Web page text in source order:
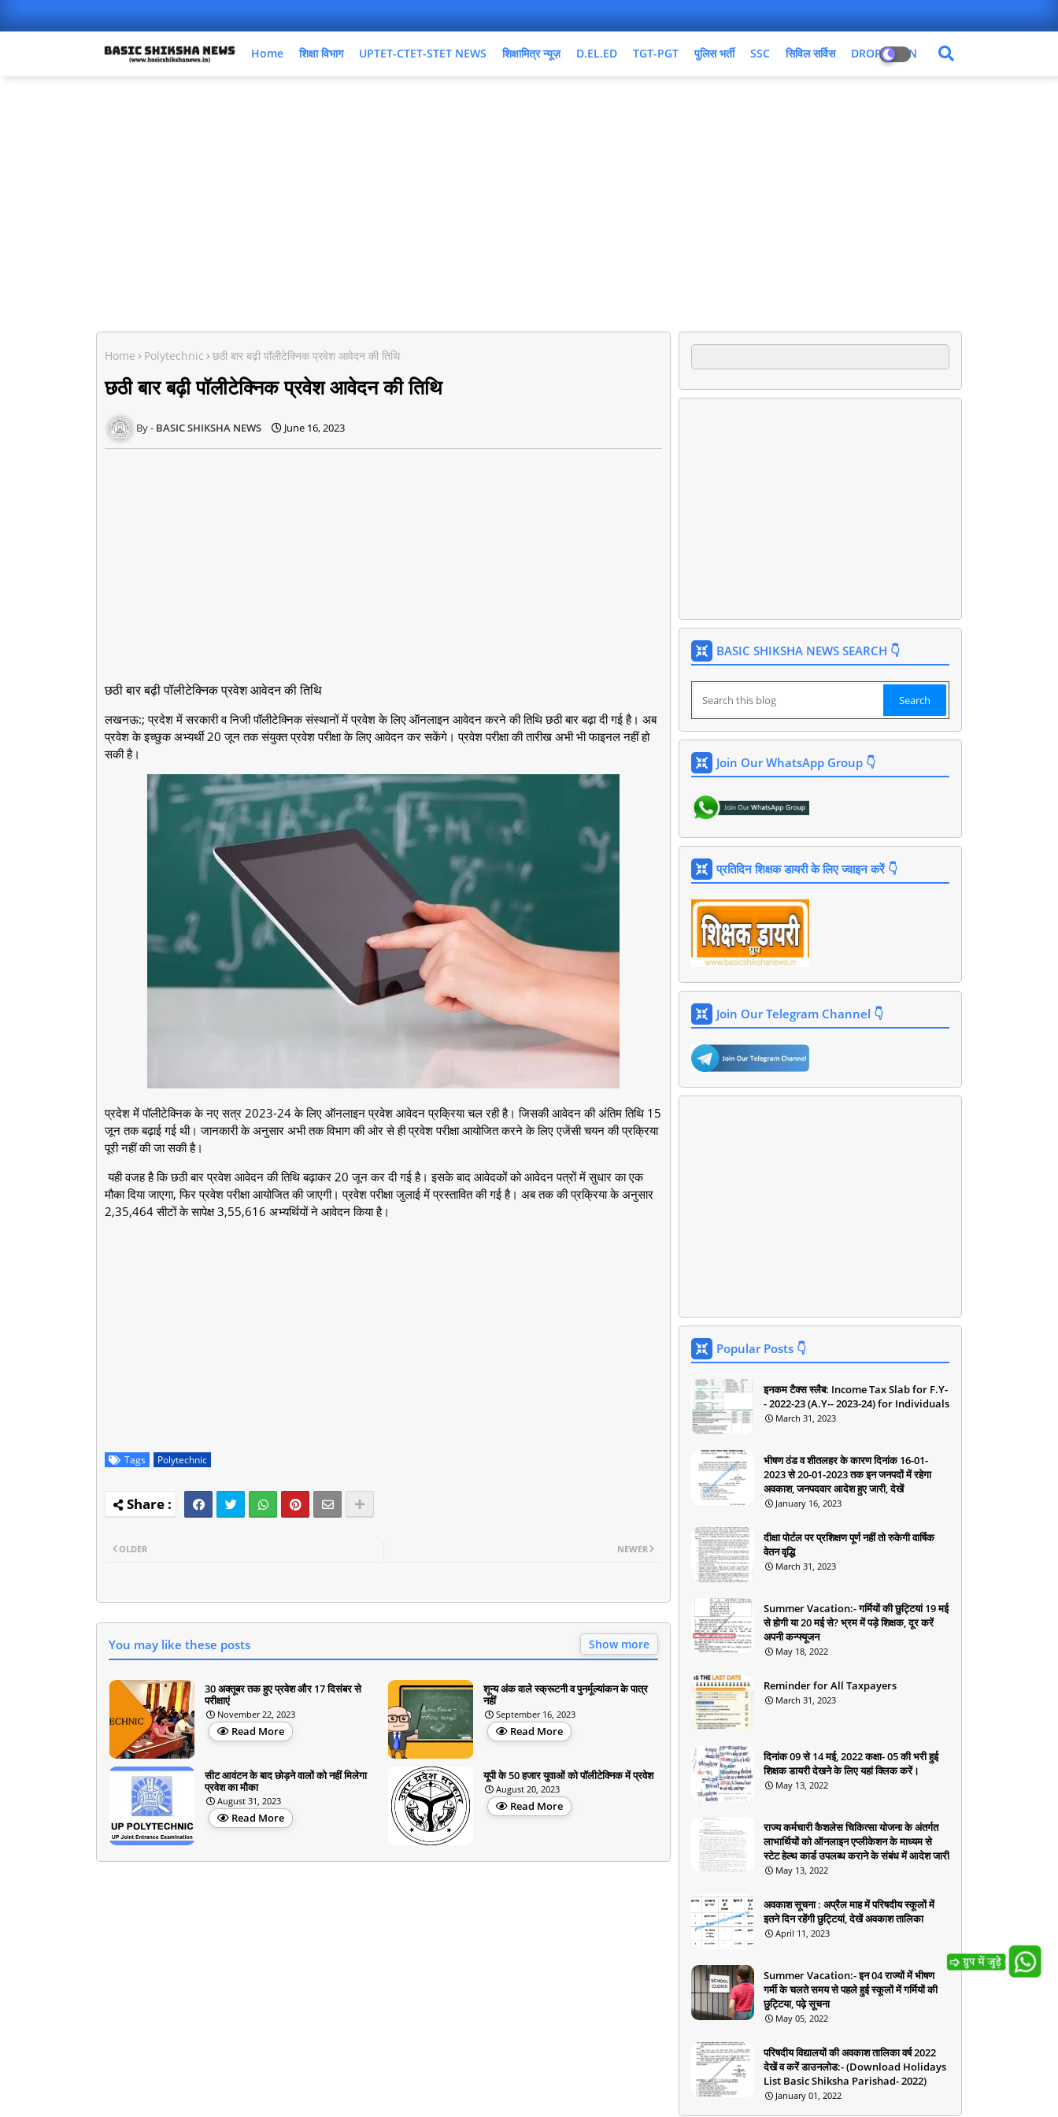
Home शिक्षा विभाग UPTET-CTET-STET NEWS शिक्षामित्र न्यूज़ D.EL.ED TGT-PGT पुलिस भर्ती SSC सिविल सर्विस DROPDOWN
Home Polytechnic छठी बार बढ़ी पॉलीटेक्निक प्रवेश आवेदन की तिथि
छठी बार बढ़ी पॉलीटेक्निक प्रवेश आवेदन की तिथि
BASIC SHIKSHA NEWS June 16, 2023
छठी बार बढ़ी पॉलीटेक्निक प्रवेश आवेदन की तिथि
लखनऊ:; प्रदेश में सरकारी व निजी पॉलीटेक्निक संस्थानों में प्रवेश के लिए ऑनलाइन आवेदन करने की तिथि छठी बार बढ़ा दी गई है। अब
प्रवेश के इच्छुक अभ्यर्थी 20 जून तक संयुक्त प्रवेश परीक्षा के लिए आवेदन कर सकेंगे। प्रवेश परीक्षा की तारीख अभी भी फाइनल नहीं हो
सकी है।
प्रदेश में पॉलीटेक्निक के नए सत्र 2023-24 के लिए ऑनलाइन प्रवेश आवेदन प्रक्रिया चल रही है। जिसकी आवेदन की अंतिम तिथि 15
जून तक बढ़ाई गई थी। जानकारी के अनुसार अभी तक विभाग की ओर से ही प्रवेश परीक्षा आयोजित करने के लिए एजेंसी चयन की प्रक्रिया
पूरी नहीं की जा सकी है।
यही वजह है कि छठी बार प्रवेश आवेदन की तिथि बढ़ाकर 20 जून कर दी गई है। इसके बाद आवेदकों को आवेदन पत्रों में सुधार का एक
मौका दिया जाएगा, फिर प्रवेश परीक्षा आयोजित की जाएगी। प्रवेश परीक्षा जुलाई में प्रस्तावित की गई है। अब तक की प्रक्रिया के अनुसार
2,35,464 सीटों के सापेक्ष 3,55,616 अभ्यर्थियों ने आवेदन किया है।
Tags Polytechnic
NEWER
OLDER
You may like these posts Show more
30 अक्तूबर तक हुए प्रवेश और 17 दिसंबर से
परीक्षाएं
November 22, 2023
Read More
शून्य अंक वाले स्क्रूटनी व पुनर्मूल्यांकन के पात्र
नहीं
September 16, 2023
Read More
सीट आवंटन के बाद छोड़ने वालों को नहीं मिलेगा
प्रवेश का मौका
August 31, 2023
Read More
यूपी के 50 हजार युवाओं को पॉलीटेक्निक में प्रवेश
August 20, 2023
Read More
BASIC SHIKSHA NEWS SEARCH 👇
Join Our WhatsApp Group 👇
प्रतिदिन शिक्षक डायरी के लिए ज्वाइन करें 👇
Join Our Telegram Channel 👇
Popular Posts 👇
इनकम टैक्स स्लैब: Income Tax Slab for F.Y-
- 2022-23 (A.Y-- 2023-24) for Individuals
March 31, 2023
भीषण ठंड व शीतलहर के कारण दिनांक 16-01-
2023 से 20-01-2023 तक इन जनपदों में रहेगा
अवकाश, जनपदवार आदेश हुए जारी, देखें
January 16, 2023
दीक्षा पोर्टल पर प्रशिक्षण पूर्ण नहीं तो रुकेगी वार्षिक
वेतन वृद्धि
March 31, 2023
Summer Vacation:- गर्मियों की छुट्टियां 19 मई
से होगी या 20 मई से? भ्रम में पड़े शिक्षक, दूर करें
अपनी कन्फ्यूजन
May 18, 2022
Reminder for All Taxpayers
March 31, 2023
दिनांक 09 से 14 मई, 2022 कक्षा- 05 की भरी हुई
शिक्षक डायरी देखने के लिए यहां क्लिक करें।
May 13, 2022
राज्य कर्मचारी कैशलेस चिकित्सा योजना के अंतर्गत
लाभार्थियों को ऑनलाइन एप्लीकेशन के माध्यम से
स्टेट हेल्थ कार्ड उपलब्ध कराने के संबंध में आदेश जारी
May 13, 2022
अवकाश सूचना : अप्रैल माह में परिषदीय स्कूलों में
इतने दिन रहेंगी छुट्टियां, देखें अवकाश तालिका
April 11, 2023
Summer Vacation:- इन 04 राज्यों में भीषण
गर्मी के चलते समय से पहले हुई स्कूलों में गर्मियों की
छुट्टिया, पढ़े सूचना
May 05, 2022
परिषदीय विद्यालयों की अवकाश तालिका वर्ष 2022
देखें व करें डाउनलोड:- (Download Holidays
List Basic Shiksha Parishad- 2022)
January 01, 2022